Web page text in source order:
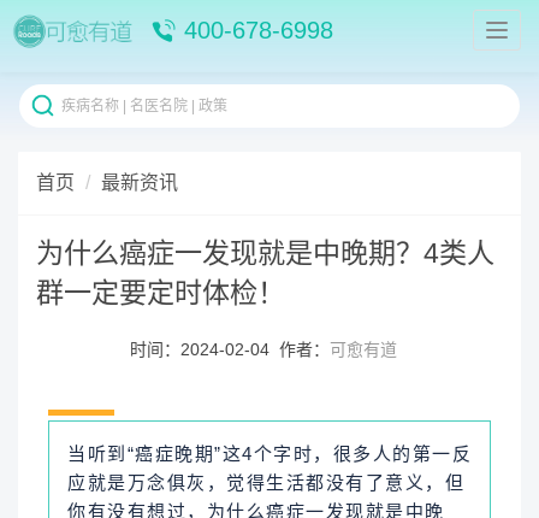
400-678-6998
首页 最新资讯
为什么癌症一发现就是中晚期？4类人
群一定要定时体检！
时间：2024-02-04 作者： 可愈有道
当听到“癌症晚期”这4个字时，很多人的第一反
应就是万念俱灰，觉得生活都没有了意义，但
你有没有想过，为什么癌症一发现就是中晚